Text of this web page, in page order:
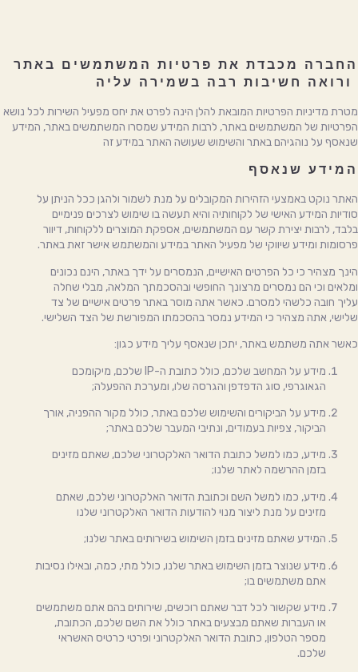
החברה מכבדת את פרטיות המשתמשים באתר
מטרת מדיניות הפרטיות המובאת להלן הינה לפרט את יחס מפעיל השירות לכל נושא
הפרטיות של המשתמשים באתר, לרבות המידע שמסרו המשתמשים באתר, המידע
שנאסף על נוהגיהם באתר והשימוש שעושה האתר במידע זה
המידע שנאסף
האתר נוקט באמצעי הזהירות המקובלים על מנת לשמור ולהגן ככל הניתן על
סודיות המידע האישי של לקוחותיה והיא תעשה בו שימוש לצרכים פנימיים
בלבד, לרבות יצירת קשר עם המשתמשים, אספקת המוצרים ללקוחות, דיוור
פרסומות ומידע שיווקי של מפעיל האתר במידע והמשתמש אישר זאת באתר.
הינך מצהיר כי כל הפרטים האישיים, הנמסרים על ידך באתר, הינם נכונים
ומלאים וכי הם נמסרים מרצונך החופשי ובהסכמתך המלאה, מבלי שחלה
עליך חובה כלשהי למסרם. כאשר אתה מוסר באתר פרטים אישיים של צד
שלישי, אתה מצהיר כי המידע נמסר בהסכמתו המפורשת של הצד השלישי.
כאשר אתה משתמש באתר, יתכן שנאסף עליך מידע כגון:
מידע על המחשב שלכם, כולל כתובת ה-IP שלכם, מיקומכם
הגאוגרפי, סוג הדפדפן והגרסה שלו, ומערכת ההפעלה;
מידע על הביקורים והשימוש שלכם באתר, כולל מקור ההפניה, אורך
הביקור, צפיות בעמודים, ונתיבי המעבר שלכם באתר;
מידע, כמו למשל כתובת הדואר האלקטרוני שלכם, שאתם מזינים
בזמן ההרשמה לאתר שלנו;
מידע, כמו למשל השם וכתובת הדואר האלקטרוני שלכם, שאתם
מזינים על מנת ליצור מנוי להודעות הדואר האלקטרוני שלנו
המידע שאתם מזינים בזמן השימוש בשירותים באתר שלנו;
מידע שנוצר בזמן השימוש באתר שלנו, כולל מתי, כמה, ובאילו נסיבות
אתם משתמשים בו;
מידע שקשור לכל דבר שאתם רוכשים, שירותים בהם אתם משתמשים
או העברות שאתם מבצעים באתר כולל את השם שלכם, הכתובת,
מספר הטלפון, כתובת הדואר האלקטרוני ופרטי כרטיס האשראי
שלכם.